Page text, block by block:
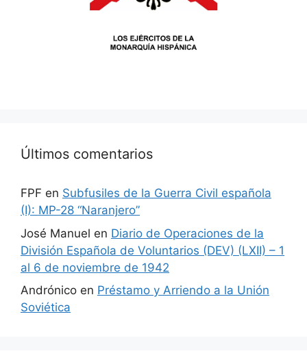
Últimos comentarios
FPF en Subfusiles de la Guerra Civil española
(I): MP-28 “Naranjero”
José Manuel en Diario de Operaciones de la
División Española de Voluntarios (DEV) (LXII) – 1
al 6 de noviembre de 1942
Andrónico en Préstamo y Arriendo a la Unión
Soviética